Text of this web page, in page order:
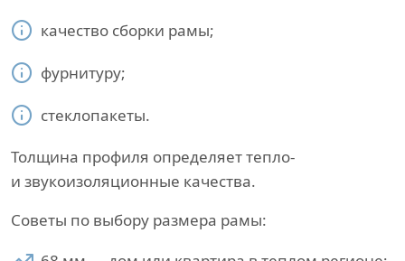
качество сборки рамы;
фурнитуру;
стеклопакеты.
Толщина профиля определяет тепло-
и звукоизоляционные качества.
Советы по выбору размера рамы: